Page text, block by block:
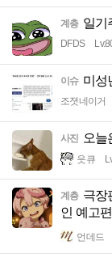
계층 일기
DFDS
이슈 미성
조졋네이거
사진 오늘
읏큐
계층 극장
인 예고편
언데드